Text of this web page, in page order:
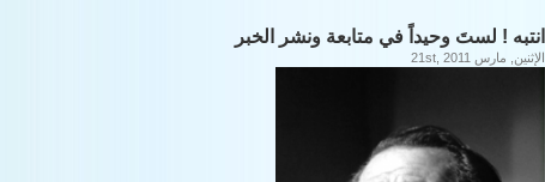
انتبه ! لستَ وحيداً في متابعة ونشر الخبر
الإثنين, مارس 21st, 2011